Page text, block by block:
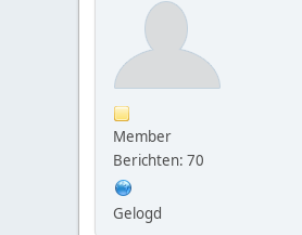
Member
Berichten: 70
Gelogd